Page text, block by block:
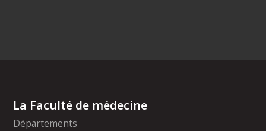
La Faculté de médecine
Départements